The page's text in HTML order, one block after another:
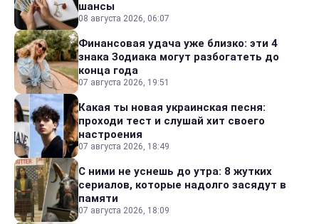
шансы
08 августа 2026, 06:07
Финансовая удача уже близко: эти 4
знака Зодиака могут разбогатеть до
конца года
07 августа 2026, 19:51
Какая ты новая украинская песня:
проходи тест и слушай хит своего
настроения
07 августа 2026, 18:49
С ними не уснешь до утра: 8 жутких
сериалов, которые надолго засядут в
памяти
07 августа 2026, 18:09